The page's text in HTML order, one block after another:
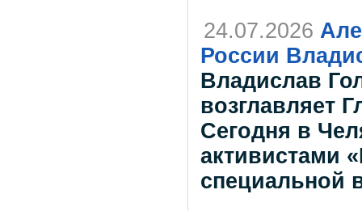
24.07.2026
России
Владислав
возглавляет
Сегодня в
активистами
специальной